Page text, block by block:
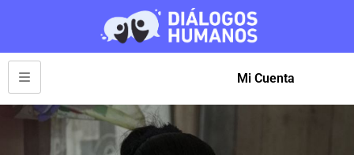
Mi Cuenta